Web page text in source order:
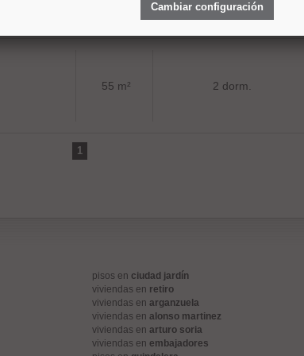
55 m² 2 dorm.
1
pisos en ciudad jardín
viviendas en retiro
viviendas en arganzuela
viviendas en alonso martinez
viviendas en arturo soria
viviendas en embajadores
Cambiar configuración